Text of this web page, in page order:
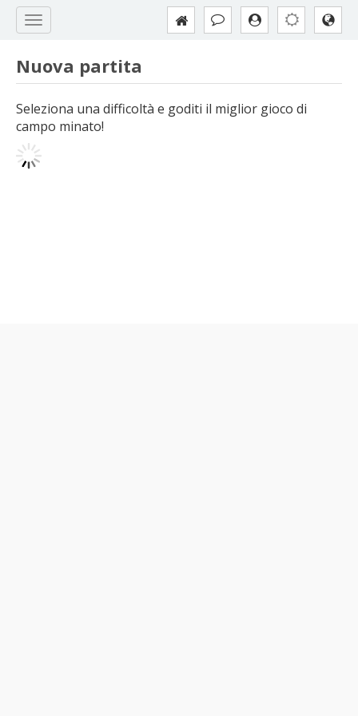
Nuova partita
Seleziona una difficoltà e goditi il miglior gioco di
campo minato!